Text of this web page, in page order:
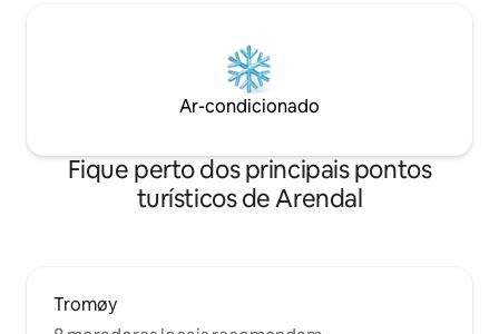
Ar-condicionado
Fique perto dos principais pontos
turísticos de Arendal
Tromøy